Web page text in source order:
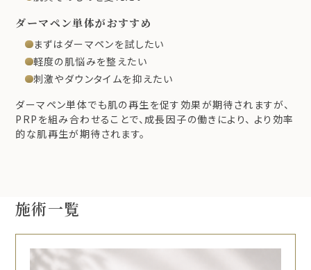
ダーマペン単体がおすすめ
まずはダーマペンを試したい
軽度の肌悩みを整えたい
刺激やダウンタイムを抑えたい
ダーマペン単体でも肌の再生を促す効果が期待されますが、
PRPを組み合わせることで、成長因子の働きにより、 より効率
的な肌再生が期待されます。
施術一覧